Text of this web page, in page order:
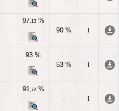
97,13%
90 %
I
93 %
53 %
I
91,72%
-
I